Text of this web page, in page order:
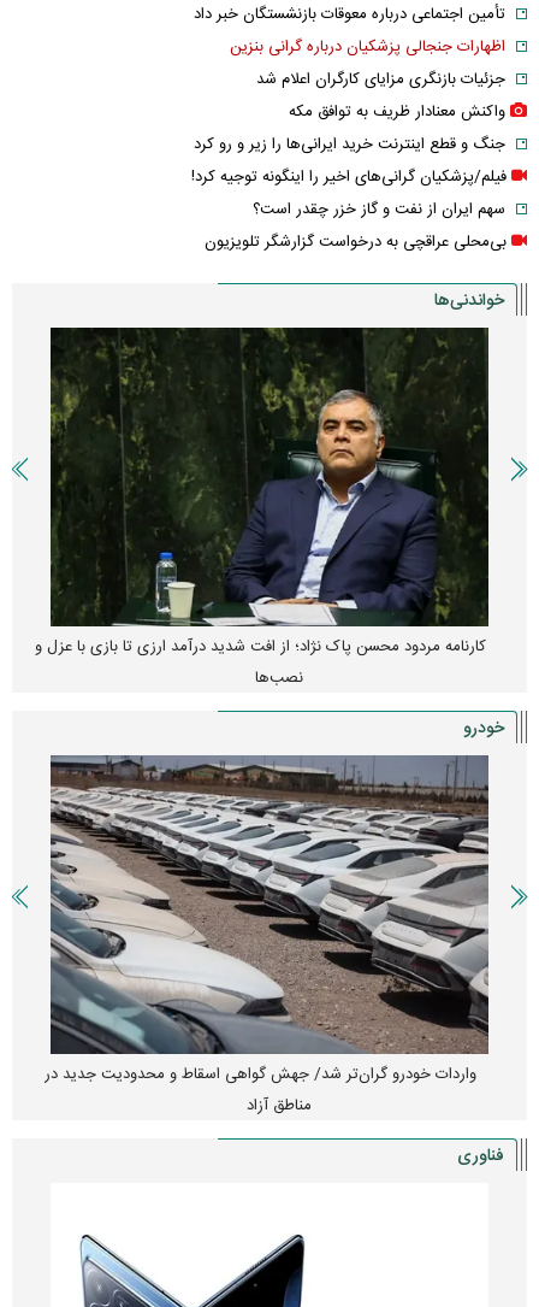
تأمین اجتماعی درباره معوقات بازنشستگان خبر داد
اظهارات جنجالی پزشکیان درباره گرانی بنزین
جزئیات بازنگری مزایای کارگران اعلام شد
واکنش معنادار ظریف به توافق مکه
جنگ و قطع اینترنت خرید ایرانی‌ها را زیر و رو کرد
فیلم/پزشکیان گرانی‌های اخیر را اینگونه توجیه کرد!
سهم ایران از نفت و گاز خزر چقدر است؟
بی‌محلی عراقچی به درخواست گزارشگر تلویزیون
خواندنی‌ها
کارنامه مردود محسن پاک‌ نژاد؛ از افت شدید درآمد ارزی تا بازی با عزل و
نصب‌ها
خودرو
واردات خودرو گران‌تر شد/ جهش گواهی اسقاط و محدودیت جدید در
مناطق آزاد
فناوری